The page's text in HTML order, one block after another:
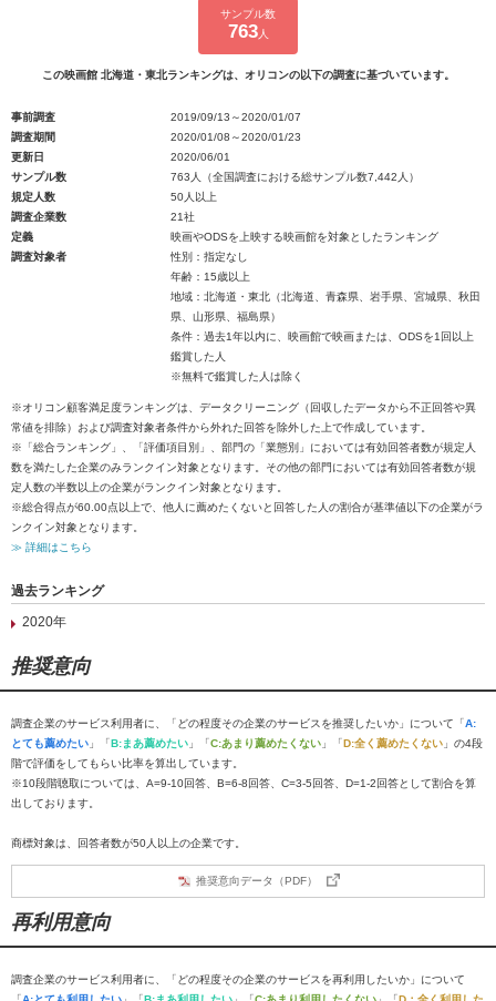
サンプル数
763人
この映画館 北海道・東北ランキングは、オリコンの以下の調査に基づいています。
事前調査
2019/09/13～2020/01/07
調査期間
2020/01/08～2020/01/23
更新日
2020/06/01
サンプル数
763人（全国調査における総サンプル数7,442人）
規定人数
50人以上
調査企業数
21社
定義
映画やODSを上映する映画館を対象としたランキング
調査対象者
性別：指定なし
年齢：15歳以上
地域：北海道・東北（北海道、青森県、岩手県、宮城県、秋田
県、山形県、福島県）
条件：過去1年以内に、映画館で映画または、ODSを1回以上
鑑賞した人
※無料で鑑賞した人は除く
※オリコン顧客満足度ランキングは、データクリーニング（回収したデータから不正回答や異
常値を排除）および調査対象者条件から外れた回答を除外した上で作成しています。
※「総合ランキング」、「評価項目別」、部門の「業態別」においては有効回答者数が規定人
数を満たした企業のみランクイン対象となります。その他の部門においては有効回答者数が規
定人数の半数以上の企業がランクイン対象となります。
※総合得点が60.00点以上で、他人に薦めたくないと回答した人の割合が基準値以下の企業がラ
ンクイン対象となります。
≫ 詳細はこちら
過去ランキング
2020年
推奨意向
調査企業のサービス利用者に、「どの程度その企業のサービスを推奨したいか」について「A:
とても薦めたい 」「B:まあ薦めたい 」「C:あまり薦めたくない 」「D:全く薦めたくない 」の4段
階で評価をしてもらい比率を算出しています。
※10段階聴取については、A=9-10回答、B=6-8回答、C=3-5回答、D=1-2回答として割合を算
出しております。
商標対象は、回答者数が50人以上の企業です。
推奨意向データ（PDF）
再利用意向
調査企業のサービス利用者に、「どの程度その企業のサービスを再利用したいか」について